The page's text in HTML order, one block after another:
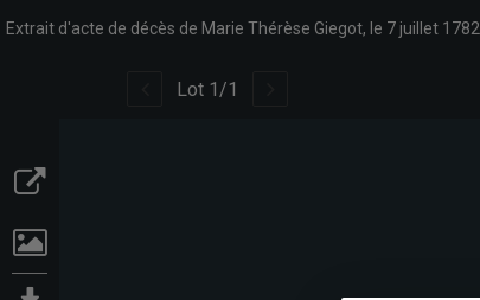
Extrait d'acte de décès de Marie Thérèse Giegot, le 7 juillet 1782.
Lot 1 /1